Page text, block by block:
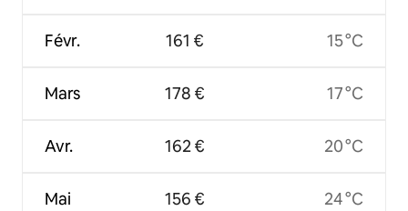
Févr.
Mars
Avr.
Mai
161 €
178 €
162 €
156 €
15 °C
17 °C
20 °C
24 °C